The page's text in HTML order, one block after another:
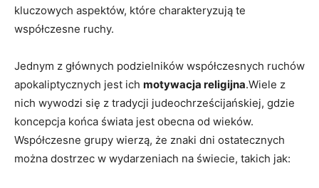
kluczowych aspektów, które charakteryzują te
współczesne ruchy.
Jednym z głównych podzielników współczesnych ruchów
apokaliptycznych jest ich motywacja ⁣religijna.Wiele z
nich wywodzi się z tradycji⁣ judeochrześcijańskiej, gdzie
koncepcja końca świata jest obecna od wieków.
Współczesne grupy wierzą, że znaki dni⁤ ostatecznych
można‍ dostrzec w wydarzeniach na‍ świecie, takich ⁢jak: